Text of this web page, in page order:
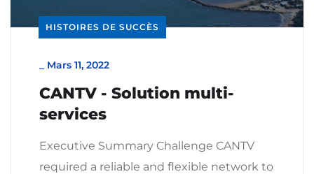
HISTOIRES DE SUCCÈS
Mars 11, 2022
CANTV - Solution multi-
services
Executive Summary Challenge CANTV
required a reliable and flexible network to